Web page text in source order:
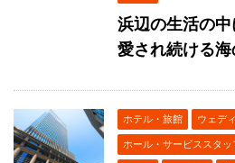
浜辺の生活の
愛され続ける海
ホテル・旅館 ウェデ
ホール・サービススタッ